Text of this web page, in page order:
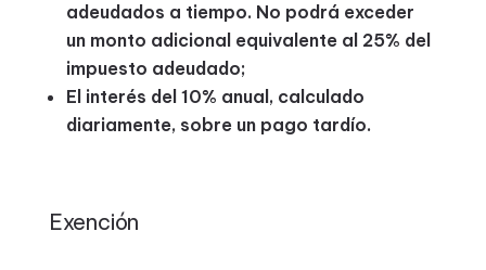
adeudados a tiempo. No podrá exceder
un monto adicional equivalente al 25% del
impuesto adeudado;
El interés del 10% anual, calculado
diariamente, sobre un pago tardío.
Exención